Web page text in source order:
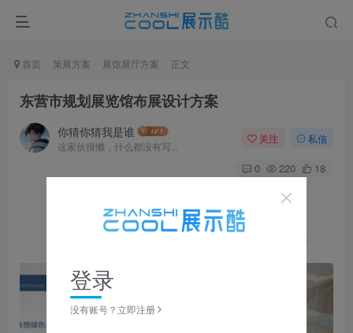
首页 策展方案 展馆展厅方案 正文
东营市规划展览馆布展设计方案
你猜你猜我是谁
这家伙很懒，什么都没有写...
关注 私信
0 220 18
放大，左右滑动浏览，更多资料在下载区获取
登录
没有账号？立即注册